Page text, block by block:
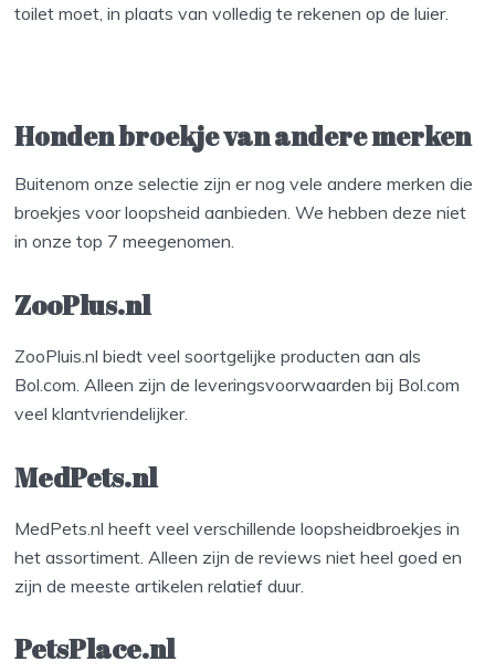
toilet moet, in plaats van volledig te rekenen op de luier.
Honden broekje van andere merken
Buitenom onze selectie zijn er nog vele andere merken die
broekjes voor loopsheid aanbieden. We hebben deze niet
in onze top 7 meegenomen.
ZooPlus.nl
ZooPluis.nl biedt veel soortgelijke producten aan als
Bol.com. Alleen zijn de leveringsvoorwaarden bij Bol.com
veel klantvriendelijker.
MedPets.nl
MedPets.nl heeft veel verschillende loopsheidbroekjes in
het assortiment. Alleen zijn de reviews niet heel goed en
zijn de meeste artikelen relatief duur.
PetsPlace.nl